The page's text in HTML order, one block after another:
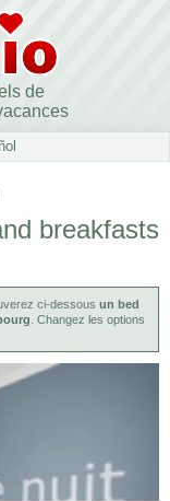
de
breakfasts
ci-dessous un bed
. Changez les options